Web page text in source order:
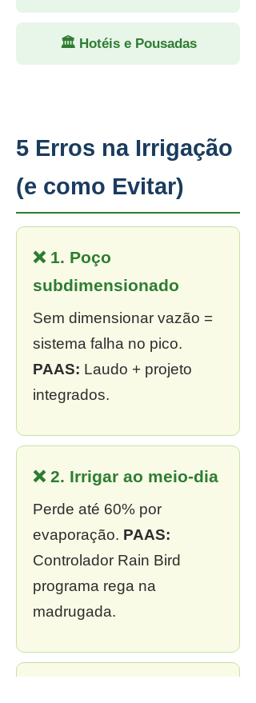
🏛 Hotéis e Pousadas
5 Erros na Irrigação
(e como Evitar)
❌ 1. Poço
subdimensionado
Sem dimensionar vazão =
sistema falha no pico.
PAAS: Laudo + projeto
integrados.
❌ 2. Irrigar ao meio-dia
Perde até 60% por
evaporação. PAAS:
Controlador Rain Bird
programa rega na
madrugada.